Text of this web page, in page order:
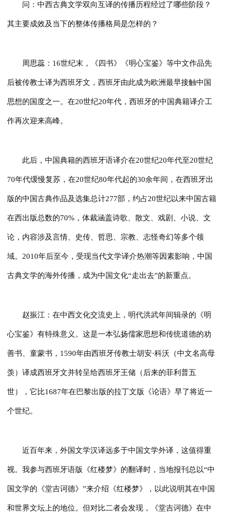
问：中西古典文学双向互译的传播历程经过了哪些阶段？
其主要成效及当下的整体传播格局是怎样的？
周思蕊：16世纪末，《四书》《明心宝鉴》等中文作品先
后被传教士译为西班牙文，西班牙由此成为欧洲最早接触中国
思想的国度之一。在20世纪20年代，西班牙的中国典籍译介工
作再次迎来高峰。
此后，中国典籍的西班牙语译介在20世纪20年代至20世纪
70年代缓慢复苏，在20世纪80年代起的30余年间，在西班牙出
版的中国古典作品及选集总计277部，约占20世纪以来中国古籍
在西出版总数的70%，体裁涵盖诗歌、散文、戏剧、小说、文
论，内容涉及言情、史传、哲思、宗教、志怪奇幻等多个领
域。2010年后至今，受现当代文学译介热潮等因素影响，中国
古典文学的海外传播，成为中国文化“走出去”的新重点。
赵振江：在中西文化交流史上，明代洪武年间辑录的《明
心宝鉴》有特殊意义。这是一本弘扬儒家思想和传统道德的劝
善书、童蒙书，1590年由西班牙传教士胡安·科沃（中文名高母
羡）译成西班牙文并转呈给西班牙王储（后来的菲利普五
世），它比1687年在巴黎出版的拉丁文版《论语》早了将近一
个世纪。
近百年来，外国文学汉译远多于中国文学外译，这值得重
视。我参与西班牙语版《红楼梦》的翻译时，当地报刊总以“中
国文学的《堂吉诃德》”来介绍《红楼梦》，以此说明其在中国
和世界文坛上的地位。但对比二者会发现，《堂吉诃德》在中